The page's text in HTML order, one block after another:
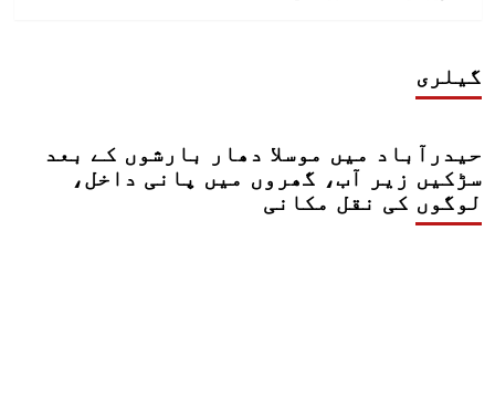
گیلری
حیدرآباد میں موسلا دھار بارشوں کے بعد
سڑکیں زیر آب، گھروں میں پانی داخل،
لوگوں کی نقل مکانی